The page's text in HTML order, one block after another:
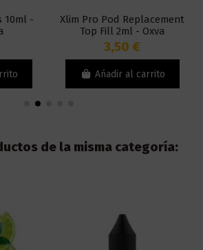
10ml -
Xlim Pro Pod Replacement
Top Fill 2ml - Oxva
3,50 €
Añadir al carrito
de la misma categoría: